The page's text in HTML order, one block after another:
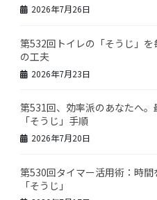
2026年7月26日
第532回トイレの「そうじ」を
の工夫
2026年7月23日
第531回、効率派のあなたへ。
「そうじ」手順
2026年7月20日
第530回タイマー活用術：時間
「そうじ」